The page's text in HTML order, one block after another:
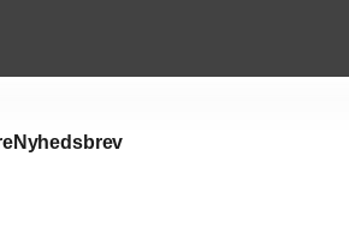
Nyhedsbrev